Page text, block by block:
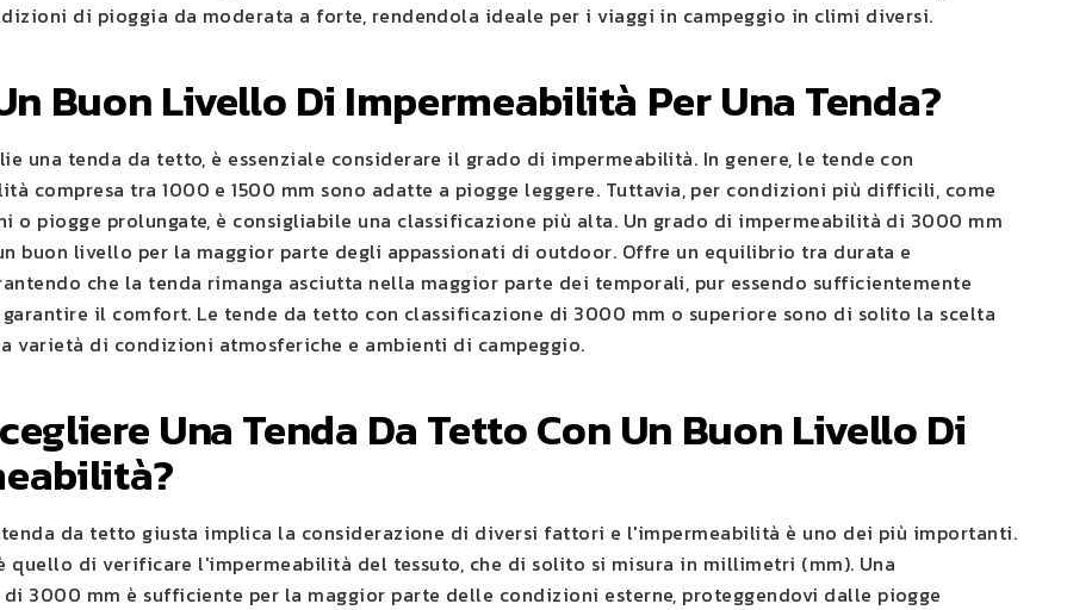
di pioggia da moderata a forte, rendendola ideale per i viaggi in campeggio in climi diversi.
Buon Livello Di Impermeabilità Per Una Tenda?
una tenda da tetto, è essenziale considerare il grado di impermeabilità. In genere, le tende con
compresa tra 1000 e 1500 mm sono adatte a piogge leggere. Tuttavia, per condizioni più difficili, come
o piogge prolungate, è consigliabile una classificazione più alta. Un grado di impermeabilità di 3000 mm
buon livello per la maggior parte degli appassionati di outdoor. Offre un equilibrio tra durata e
che la tenda rimanga asciutta nella maggior parte dei temporali, pur essendo sufficientemente
il comfort. Le tende da tetto con classificazione di 3000 mm o superiore sono di solito la scelta
varietà di condizioni atmosferiche e ambienti di campeggio.
Una Tenda Da Tetto Con Un Buon Livello Di
da tetto giusta implica la considerazione di diversi fattori e l'impermeabilità è uno dei più importanti.
quello di verificare l'impermeabilità del tessuto, che di solito si misura in millimetri (mm). Una
3000 mm è sufficiente per la maggior parte delle condizioni esterne, proteggendovi dalle piogge